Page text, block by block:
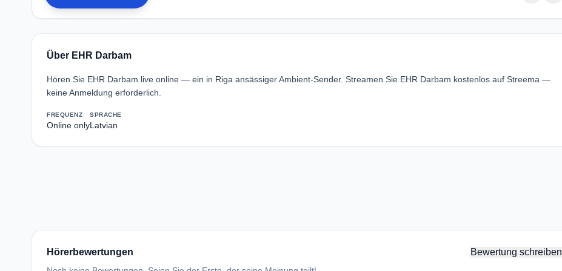
Über EHR Darbam
Hören Sie EHR Darbam live online — ein in Riga ansässiger Ambient-Sender. Streamen Sie EHR Darbam kostenlos auf Streema —
keine Anmeldung erforderlich.
FREQUENZ
Online only
SPRACHE
Latvian
Hörerbewertungen Bewertung schreiben